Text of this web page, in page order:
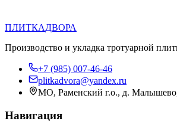
ПЛИТКАДВОРА
Производство и укладка тротуарной
+7 (985) 007-46-46
plitkadvora@yandex.ru
МО, Раменский г.о., д.
Навигация